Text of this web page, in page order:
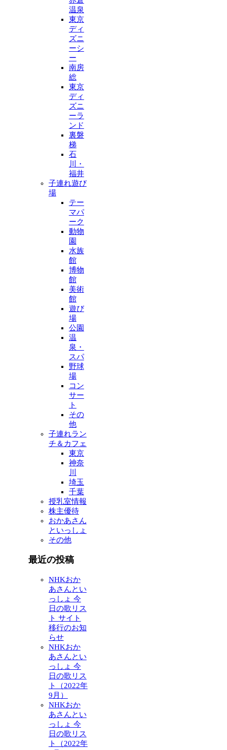
温泉
東京
ディ
ズニ
ーシ
ー
南房
総
東京
ディ
ズニ
ーラ
ンド
裏磐
梯
石
川・
福井
子連れ遊び
場
テー
マパ
ーク
動物
園
水族
館
博物
館
美術
館
遊び
場
公園
温
泉・
スパ
野球
場
コン
サー
ト
その
他
子連れラン
チ＆カフェ
東京
神奈
川
埼玉
千葉
授乳室情報
株主優待
おかあさん
といっしょ
その他
最近の投稿
NHKおか
あさんとい
っしょ 今
日の歌リス
ト サイト
移行のお知
らせ
NHKおか
あさんとい
っしょ 今
日の歌リス
ト（2022年
9月）
NHKおか
あさんとい
っしょ 今
日の歌リス
ト（2022年